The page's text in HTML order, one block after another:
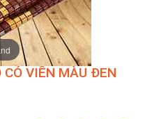
CÓ VIỀN MÀU ĐEN